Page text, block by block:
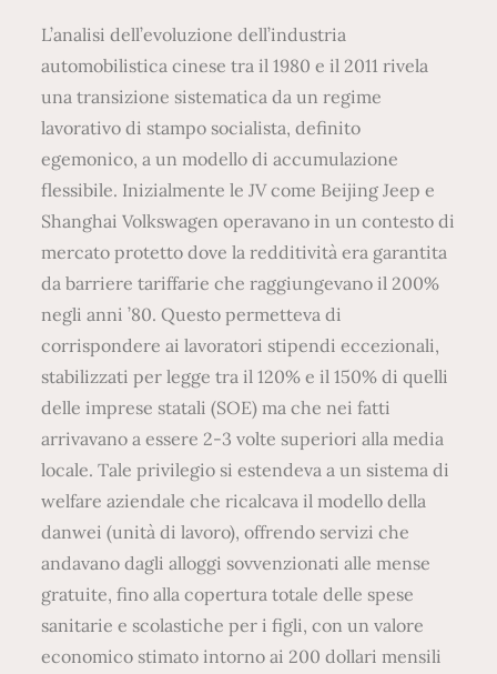
L’analisi dell’evoluzione dell’industria
automobilistica cinese tra il 1980 e il 2011 rivela
una transizione sistematica da un regime
lavorativo di stampo socialista, definito
egemonico, a un modello di accumulazione
flessibile. Inizialmente le JV come Beijing Jeep e
Shanghai Volkswagen operavano in un contesto di
mercato protetto dove la redditività era garantita
da barriere tariffarie che raggiungevano il 200%
negli anni ’80. Questo permetteva di
corrispondere ai lavoratori stipendi eccezionali,
stabilizzati per legge tra il 120% e il 150% di quelli
delle imprese statali (SOE) ma che nei fatti
arrivavano a essere 2-3 volte superiori alla media
locale. Tale privilegio si estendeva a un sistema di
welfare aziendale che ricalcava il modello della
danwei (unità di lavoro), offrendo servizi che
andavano dagli alloggi sovvenzionati alle mense
gratuite, fino alla copertura totale delle spese
sanitarie e scolastiche per i figli, con un valore
economico stimato intorno ai 200 dollari mensili